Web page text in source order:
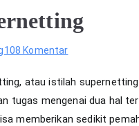
108 Komentarpada
dan
Supernetting
atau istilah
tugas mengenai dua hal
memberikan sedikit